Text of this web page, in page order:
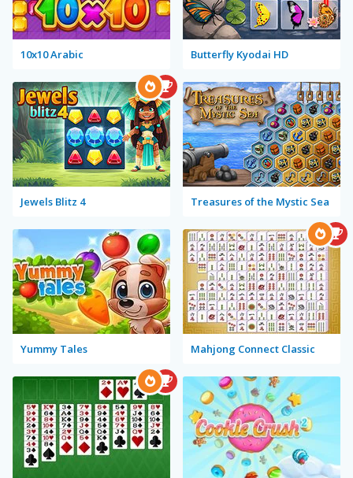
10x10 Arabic Butterfly Kyodai HD
Jewels Blitz 4 Treasures of the Mystic Sea
Yummy Tales Mahjong Connect Classic